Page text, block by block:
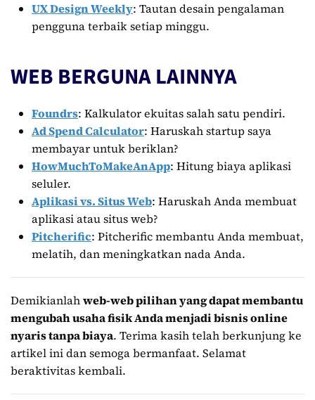
UX Design Weekly: Tautan desain pengalaman
pengguna terbaik setiap minggu.
WEB BERGUNA LAINNYA
Foundrs: Kalkulator ekuitas salah satu pendiri.
Ad Spend Calculator: Haruskah startup saya
membayar untuk beriklan?
HowMuchToMakeAnApp: Hitung biaya aplikasi
seluler.
Aplikasi vs. Situs Web: Haruskah Anda membuat
aplikasi atau situs web?
Pitcherific: Pitcherific membantu Anda membuat,
melatih, dan meningkatkan nada Anda.
Demikianlahweb-web pilihan yang dapat membantu
mengubah usaha fisik Anda menjadi bisnis online
nyaris tanpa biaya. Terima kasih telah berkunjung ke
artikel ini dan semoga bermanfaat. Selamat
beraktivitas kembali.